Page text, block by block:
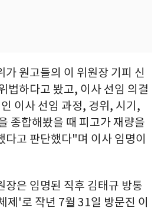
가 원고들의 이 위원장 기피 신
법하다고 봤고, 이사 선임 의결
이사 선임 과정, 경위, 시기,
종합해봤을 때 피고가 재량을
다고 판단했다"며 이사 임명이
장은 임명된 직후 김태규 방통
제'로 작년 7월 31일 방문진 이